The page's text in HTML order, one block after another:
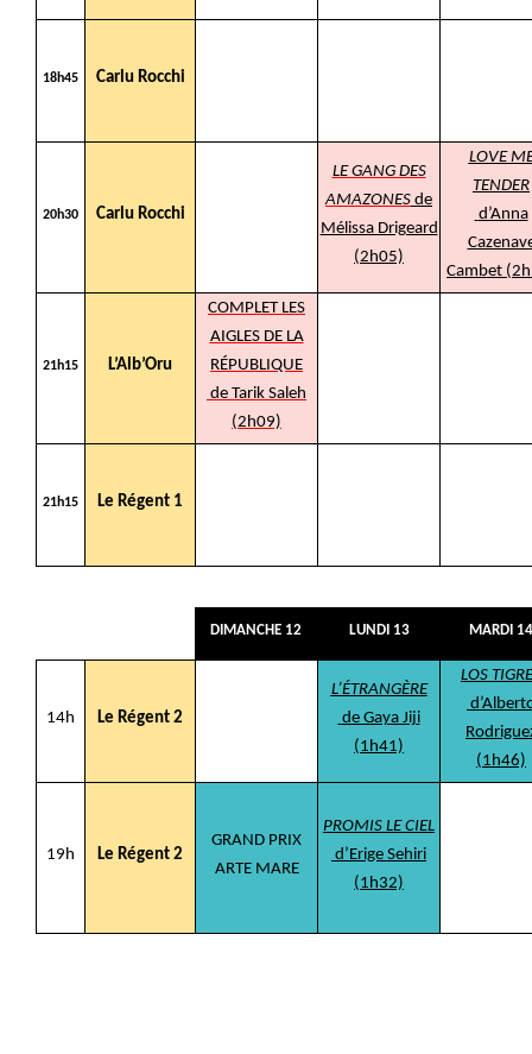
18h45 Carlu Rocchi
20h30 Carlu Rocchi
LE GANG DES
AMAZONES de
Mélissa Drigeard
(2h05)
LOVE
TENDER
d’Anna
Cambet
21h15 L’Alb’Oru
COMPLET LES
AIGLES DE LA
RÉPUBLIQUE
de Tarik Saleh
(2h09)
21h15 Le Régent 1
DIMANCHE 12 LUNDI 13 MARDI 14
14h Le Régent 2
L’ÉTRANGÈRE
de Gaya Jiji
(1h41)
LOS
(1h46)
19h Le Régent 2
GRAND PRIX
ARTE MARE
PROMIS LE CIEL
d’Erige Sehiri
(1h32)